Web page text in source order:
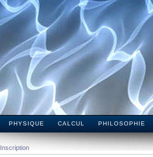
PHYSIQUE CALCUL PHILOSOPHIE
Inscription